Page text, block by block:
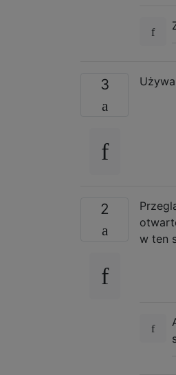
3
2
w ten